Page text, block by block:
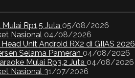
Rp1,5 Juta 05/08/2026
Nasional 04/08/2026
Unit Android RX2 di GIIAS 2026
Selama Pameran 04/08/2026
Mulai Rp3,2 Juta 04/08/2026
Nasional 31/07/2026